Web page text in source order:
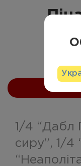
1/4 “Дабл
сиру”, 1/4